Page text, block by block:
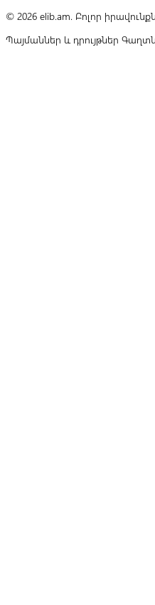
© 2026 elib.am. Բոլոր
Պայմաններ և դրույթներ